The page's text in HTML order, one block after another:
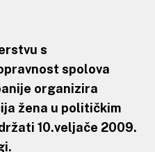
s
spolova
organizira
žena u političkim
10.veljače 2009.